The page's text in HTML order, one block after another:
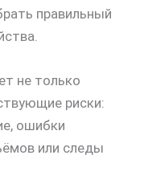
правильный
не только
риски:
ошибки
или следы